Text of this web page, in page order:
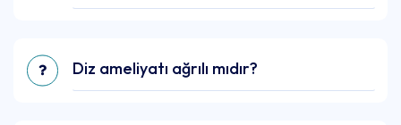
Diz ameliyatı ağrılı mıdır?